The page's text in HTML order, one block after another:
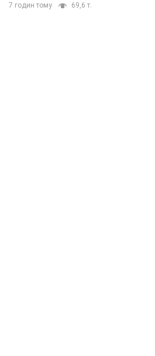
7 годин тому 69,6 т.